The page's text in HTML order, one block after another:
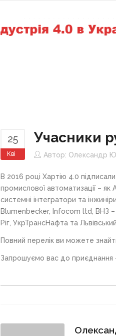
25
Кві
Учасники
Автор: Олександр
В 2016 році Хартію 4.0
промислової автоматизації –
системні інтегратори та
Blumenbecker, Infocom ltd, ВНЗ
Ріг, УкрТрансНафта та
Повний перелік ви можете
Запрошуємо вас до приєднання